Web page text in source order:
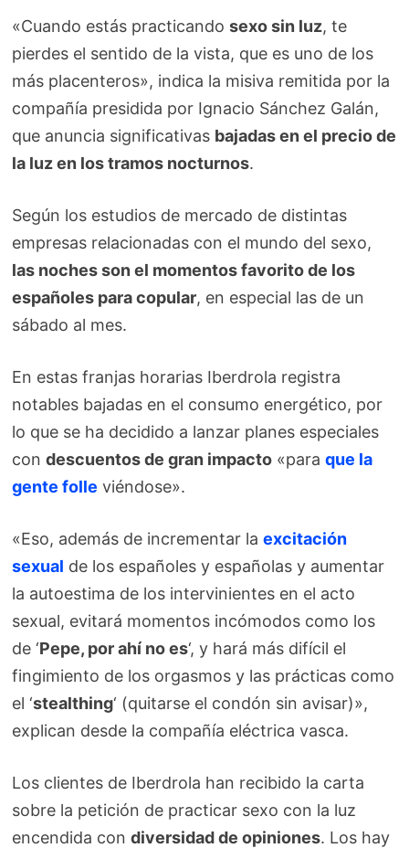
«Cuando estás practicandosexo sin luz, te
pierdes el sentido de la vista, que es uno de los
más placenteros», indica la misiva remitida por la
compañía presidida por Ignacio Sánchez Galán,
que anuncia significativas bajadas en el precio de
la luz en los tramos nocturnos.
Según los estudios de mercado de distintas
empresas relacionadas con el mundo del sexo,
las noches son el momentos favorito de los
españoles para copular, en especial las de un
sábado al mes.
En estas franjas horarias Iberdrola registra
notables bajadas en el consumo energético, por
lo que se ha decidido a lanzar planes especiales
condescuentos de gran impacto «paraque la
gente folle viéndose».
«Eso, además de incrementar laexcitación
sexual de los españoles y españolas y aumentar
la autoestima de los intervinientes en el acto
sexual, evitará momentos incómodos como los
de ‘Pepe, por ahí no es‘, y hará más difícil el
fingimiento de los orgasmos y las prácticas como
el ‘stealthing‘ (quitarse el condón sin avisar)»,
explican desde la compañía eléctrica vasca.
Los clientes de Iberdrola han recibido la carta
sobre la petición de practicar sexo con la luz
encendida condiversidad de opiniones. Los hay